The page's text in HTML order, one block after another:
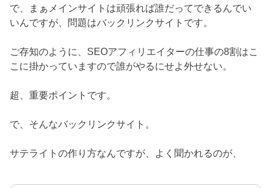
で、まぁメインサイトは頑張れば誰だってできるんでい
いんですが、問題はバックリンクサイトです。
ご存知のように、SEOアフィリエイターの仕事の8割はこ
こに掛かっていますので誰がやるにせよ外せない。
超、重要ポイントです。
で、そんなバックリンクサイト。
サテライトの作り方なんですが、よく聞かれるのが、